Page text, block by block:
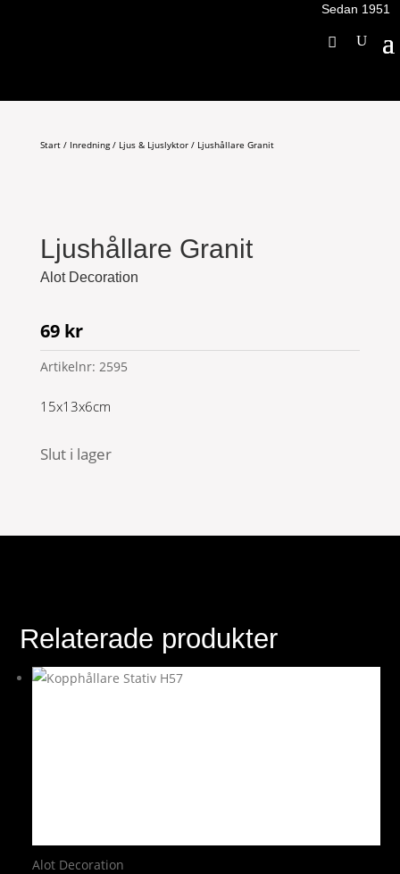
Sedan 1951
Start/ Inredning/ Ljus & Ljuslyktor/ Ljushållare Granit
Ljushållare Granit
Alot Decoration
69 kr
Artikelnr: 2595
15x13x6cm
Slut i lager
Relaterade produkter
Alot Decoration